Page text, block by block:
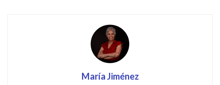
María Jiménez